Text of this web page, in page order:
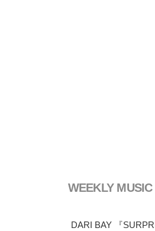
WEEKLY
DARI BAY 『